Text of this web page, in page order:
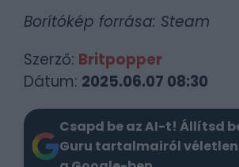
Borítókép forrása: Steam
Szerző: Britpopper
Dátum: 2025.06.07 08:30
Csapd be az AI-t! Állítsd
Guru tartalmairól